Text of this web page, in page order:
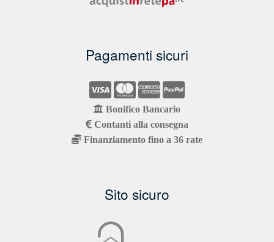
Pagamenti sicuri
Bonifico Bancario
Contanti alla consegna
Finanziamento fino a 36 rate
Sito sicuro